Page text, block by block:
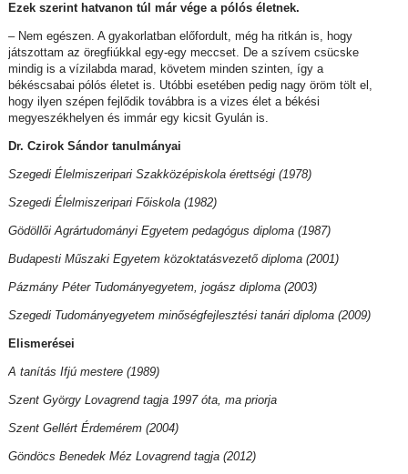
Ezek szerint hatvanon túl már vége a pólós életnek.
– Nem egészen. A gyakorlatban előfordult, még ha ritkán is, hogy
játszottam az öregfiúkkal egy-egy meccset. De a szívem csücske
mindig is a vízilabda marad, követem minden szinten, így a
békéscsabai pólós életet is. Utóbbi esetében pedig nagy öröm tölt el,
hogy ilyen szépen fejlődik továbbra is a vizes élet a békési
megyeszékhelyen és immár egy kicsit Gyulán is.
Dr. Czirok Sándor tanulmányai
Szegedi Élelmiszeripari Szakközépiskola érettségi (1978)
Szegedi Élelmiszeripari Főiskola (1982)
Gödöllői Agrártudományi Egyetem pedagógus diploma (1987)
Budapesti Műszaki Egyetem közoktatásvezető diploma (2001)
Pázmány Péter Tudományegyetem, jogász diploma (2003)
Szegedi Tudományegyetem minőségfejlesztési tanári diploma (2009)
Elismerései
A tanítás Ifjú mestere (1989)
Szent György Lovagrend tagja 1997 óta, ma priorja
Szent Gellért Érdemérem (2004)
Göndöcs Benedek Méz Lovagrend tagja (2012)